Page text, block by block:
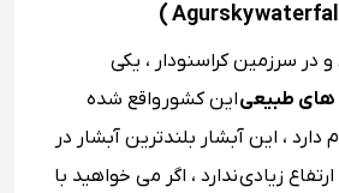
در سرزمین کراسنودار ، یکی
های طبیعیاین کشور واقع شده
دارد ، این آبشار بلندترین آبشار در
زیادی ندارد ، اگر می خواهید با